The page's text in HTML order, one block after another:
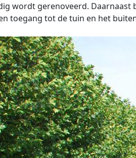
wordt gerenoveerd. Daarnaast
toegang tot de tuin en het